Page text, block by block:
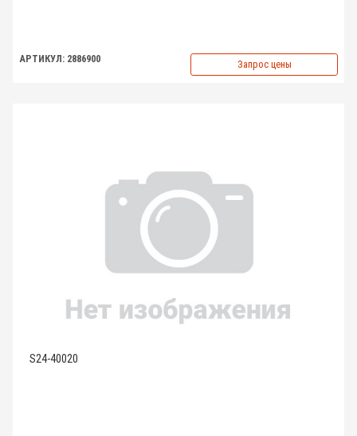
АРТИКУЛ: 2886900 Запрос цены
S24-40020